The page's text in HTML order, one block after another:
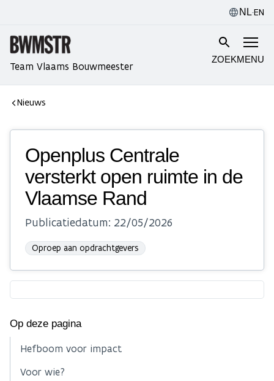
NL·EN
Team Vlaams Bouwmeester
ZOEKMENU
Nieuws
Openplus Centrale
versterkt open ruimte in de
Vlaamse Rand
Publicatiedatum: 22/05/2026
Oproep aan opdrachtgevers
Op deze pagina
Hefboom voor impact
Voor wie?